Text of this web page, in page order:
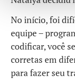
No início, foi
equipe –
codificar, você
corretas em
para fazer seu